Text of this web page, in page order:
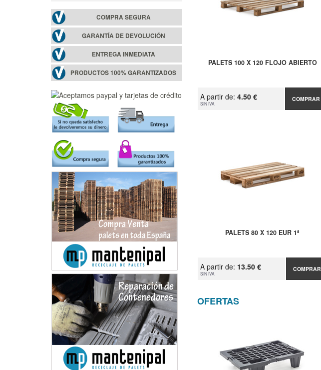
COMPRA SEGURA
GARANTÍA DE DEVOLUCIÓN
ENTREGA INMEDIATA
PRODUCTOS 100% GARANTIZADOS
PALETS 100 X 120 FLOJO ABIERTO
A partir de: 4.50 €
SIN IVA
COMPRAR
PALETS 80 X 120 EUR 1ª
A partir de: 13.50 €
SIN IVA
COMPRAR
OFERTAS